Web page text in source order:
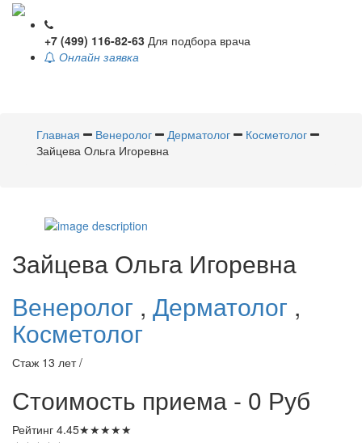
+7 (499) 116-82-63 Для подбора врача
Онлайн заявка
Главная
Венеролог Дерматолог
Косметолог
Зайцева Ольга Игоревна
Зайцева Ольга Игоревна
Венеролог , Дерматолог ,
Косметолог
Стаж 13 лет /
Стоимость приема - 0 Руб
Рейтинг 4.45★★★★★